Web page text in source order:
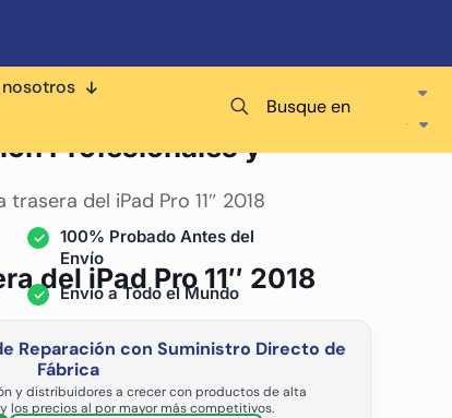
Busque en
del iPad Pro 11″ 2018
del iPad Pro 11″ 2018
Reparación con Suministro Directo de
Fábrica
y distribuidores a crecer con productos de alta
los precios al por mayor más competitivos.
Profesionales y
100% Probado Antes del
Envío
Envío a Todo el Mundo